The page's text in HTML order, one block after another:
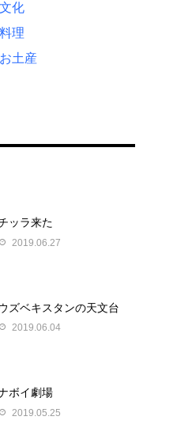
化
理
土産
ッラ来た
2019.06.27
ズベキスタンの天文台
2019.06.04
ボイ劇場
2019.05.25